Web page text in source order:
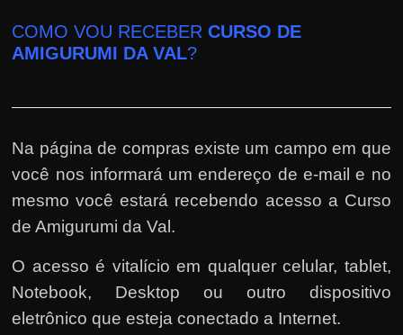
COMO VOU RECEBERCURSO DE
AMIGURUMI DA VAL?
Na página de compras existe um campo em que
você nos informará um endereço de e-mail e no
mesmo você estará recebendo acesso a Curso
de Amigurumi da Val.
O acesso é vitalício em qualquer celular, tablet,
Notebook, Desktop ou outro dispositivo
eletrônico que esteja conectado a Internet.